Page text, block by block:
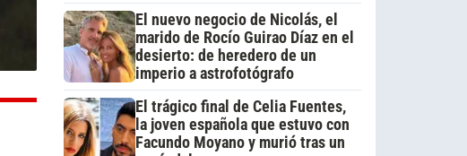
El nuevo negocio de Nicolás, el
marido de Rocío Guirao Díaz en el
desierto: de heredero de un
imperio a astrofotógrafo
El trágico final de Celia Fuentes,
la joven española que estuvo con
Facundo Moyano y murió tras un